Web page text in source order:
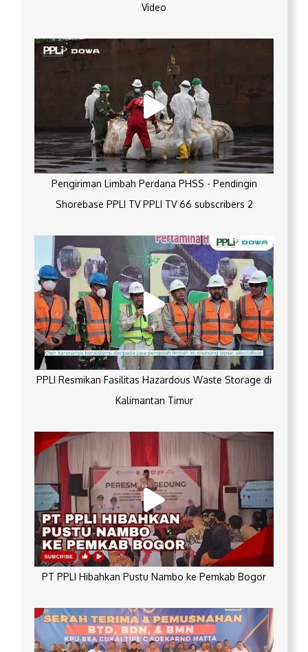
Video
Pengiriman Limbah Perdana PHSS - Pendingin
Shorebase PPLI TV PPLI TV 66 subscribers 2
PPLI Resmikan Fasilitas Hazardous Waste Storage di
Kalimantan Timur
PT PPLI Hibahkan Pustu Nambo ke Pemkab Bogor